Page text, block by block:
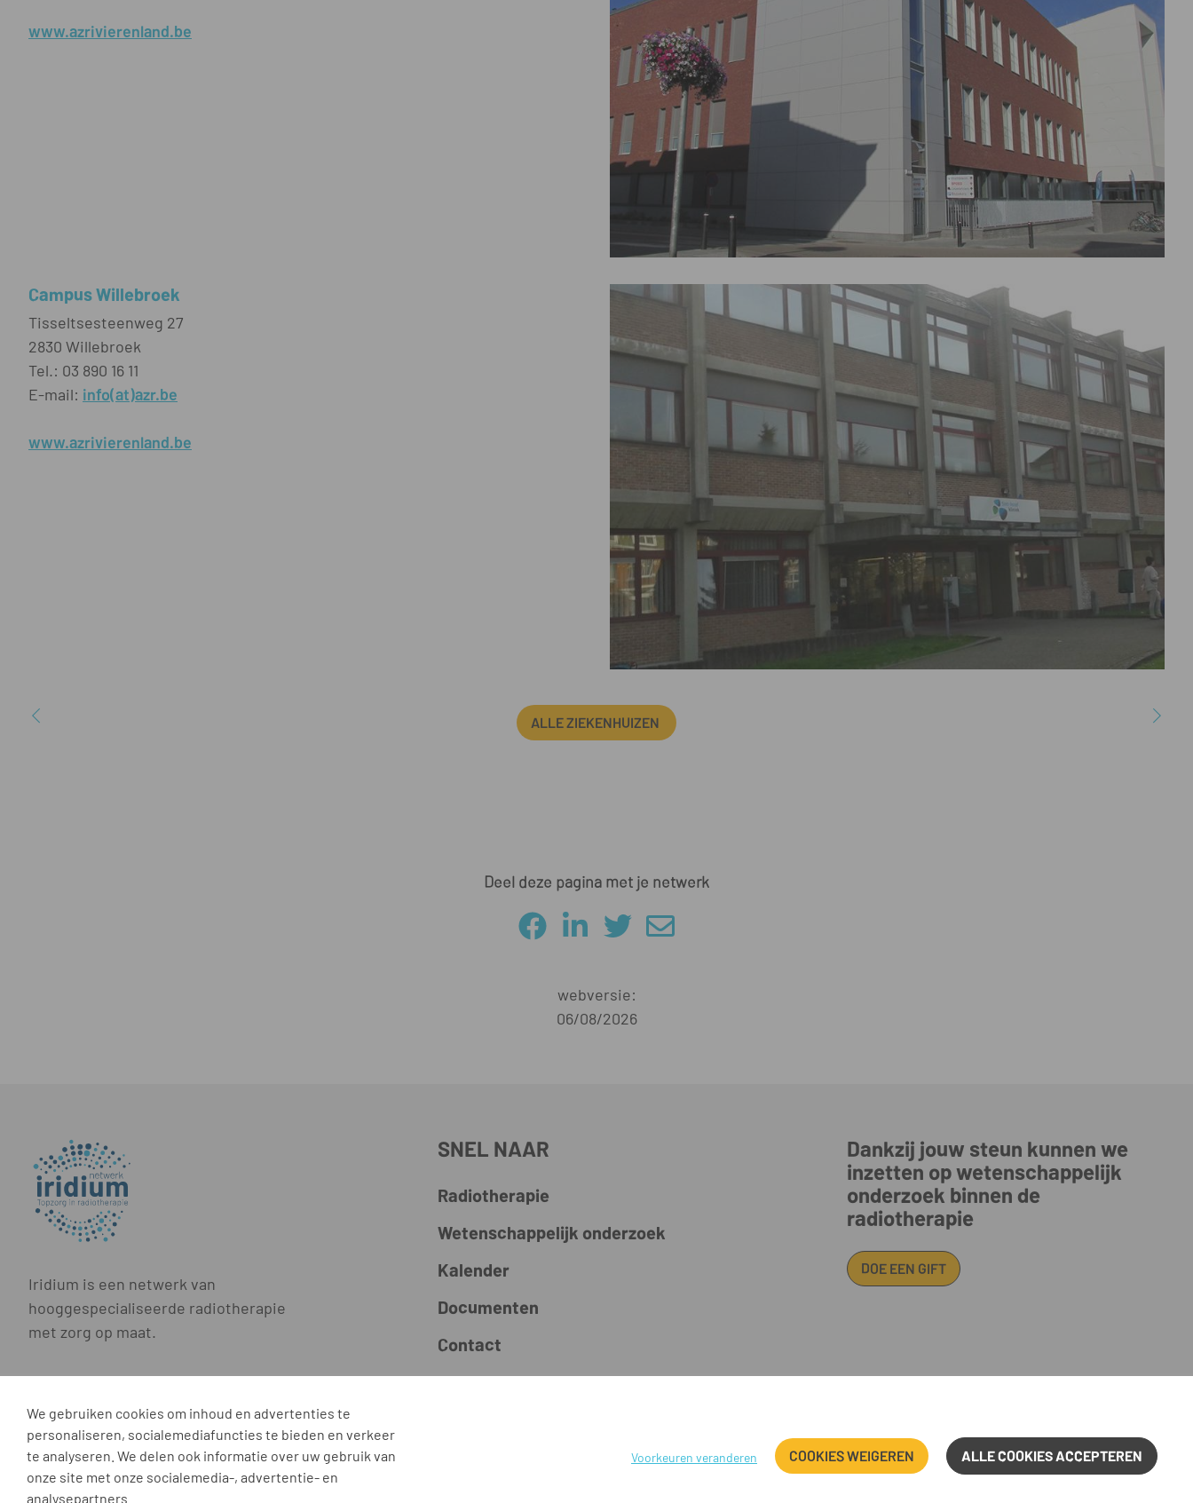
www.azrivierenland.be
Campus Willebroek
Tisseltsesteenweg 27
2830 Willebroek
Tel.: 03 890 16 11
E-mail: info(at)azr.be
www.azrivierenland.be
ALLE ZIEKENHUIZEN
Deel deze pagina met je netwerk
webversie:
06/08/2026
Iridium is een netwerk van
hooggespecialiseerde radiotherapie
met zorg op maat.
SNEL NAAR
Radiotherapie
Wetenschappelijk onderzoek
Kalender
Documenten
Contact
Dankzij jouw steun kunnen we
inzetten op wetenschappelijk
onderzoek binnen de
radiotherapie
DOE EEN GIFT
Iridium Netwerk vzw • Oosterveldlaan 22 • 2610 Antwerpen • BE 0885.546.553 RPR Antwerpen • +32 3 443 37 37 • secretariaat@iridiumnetwerk.be • www.iridiumnetwerk.be
AZ Klina • AZ Monica • AZ Rivierenland • AZ Voorkempen • UZA • Vitaz • ZAS
We gebruiken cookies om inhoud en advertenties te
personaliseren, socialemediafuncties te bieden en verkeer
te analyseren. We delen ook informatie over uw gebruik van
onze site met onze socialemedia-, advertentie- en
analysepartners.
Voorkeuren veranderen COOKIES WEIGEREN ALLE COOKIES ACCEPTEREN